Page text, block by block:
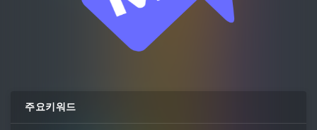
주요키워드